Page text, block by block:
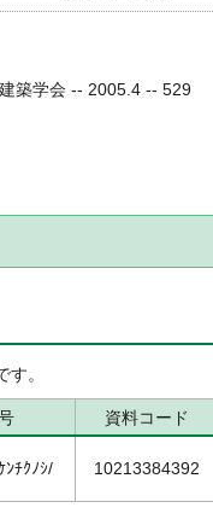
築学会 -- 2005.4 -- 529
す。
資料コード
ﾁｸﾉｼ/ 10213384392